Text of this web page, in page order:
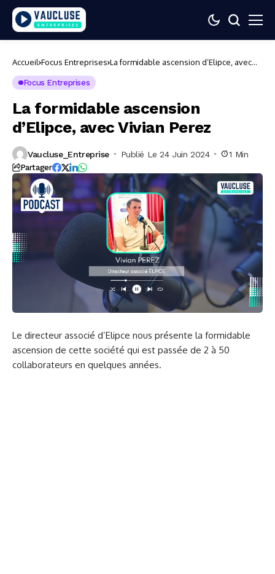
Accueil Focus Entreprises La formidable ascension d’Elipce, avec
Focus Entreprises
La formidable ascension
d’Elipce, avec Vivian Perez
Vaucluse_Entreprise Publié Le 24 Juin 2024 1 Min
Partager
Le directeur associé d’Elipce nous présente la formidable
ascension de cette société qui est passée de 2 à 50
collaborateurs en quelques années.